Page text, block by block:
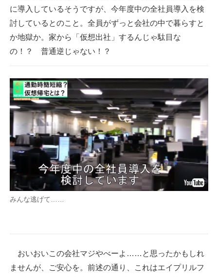
に導入しているそうですが、今年度中の全社員導入を検
討しているとのこと。全員がずっと会社の中で暮らすと
か地獄か。家から「仮想出社」するんじゃ駄目な
の！？ 普通逆じゃない！？
みんな逃げて……
おいおいこの会社マジやべーよ……と思ったかもしれ
ませんが、ご安心を。前述の通り、これはエイプリルフ